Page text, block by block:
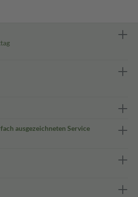
ausgezeichneten Service